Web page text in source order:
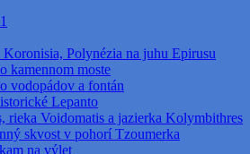
Polynézia na juhu Epirusu
kamennom moste
vodopádov a fontán
Lepanto
rieka Voidomatis a jazierka Kolymbithres
skvost v pohorí Tzoumerka
na výlet